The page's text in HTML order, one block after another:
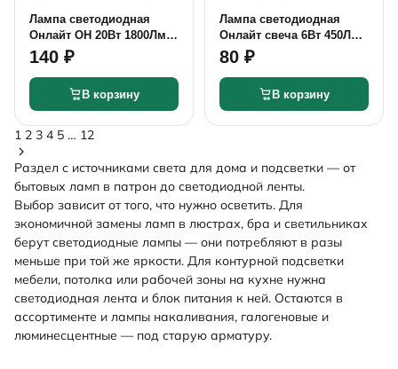
Лампа светодиодная
Онлайт ОН 20Вт 1800Лм
4000K нейтральный Е27
140 ₽
В корзину
Лампа светодиодная
Онлайт свеча 6Вт 450Лм
2700K теплый Е14
80 ₽
В корзину
1 2 3 4 5 … 12
Раздел с источниками света для дома и подсветки — от
бытовых ламп в патрон до светодиодной ленты.
Выбор зависит от того, что нужно осветить. Для
экономичной замены ламп в люстрах, бра и светильниках
берутсветодиодные лампы — они потребляют в разы
меньше при той же яркости. Для контурной подсветки
мебели, потолка или рабочей зоны на кухне нужна
светодиодная лента и блок питания к ней. Остаются в
ассортименте и лампы накаливания, галогеновые и
люминесцентные — под старую арматуру.